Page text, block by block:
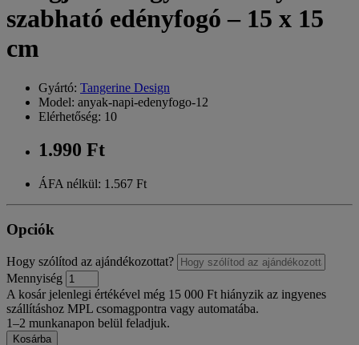
szabható edényfogó – 15 x 15
cm
Gyártó: Tangerine Design
Model: anyak-napi-edenyfogo-12
Elérhetőség: 10
1.990 Ft
ÁFA nélkül: 1.567 Ft
Opciók
Hogy szólítod az ajándékozottat?
Mennyiség
A kosár jelenlegi értékével még 15 000 Ft hiányzik az ingyenes
szállításhoz MPL csomagpontra vagy automatába.
1–2 munkanapon belül feladjuk.
Kosárba